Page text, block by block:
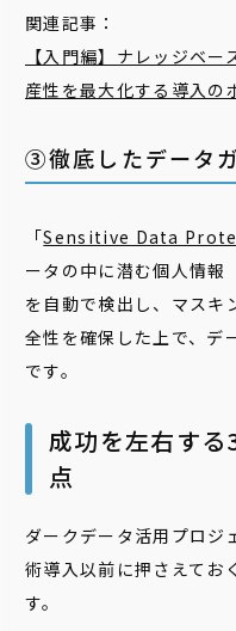
関連記事：
【入門編】ナレッジベ
産性を最大化する導入の
③徹底したデータ
「Sensitive Data
ータの中に潜む個人情報
を自動で検出し、マスキ
全性を確保した上で、デ
です。
成功を左右す
点
ダークデータ活用プロジ
術導入以前に押さえてお
す。